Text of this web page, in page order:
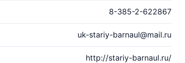
8-385-2-622867
uk-stariy-barnaul@mail.ru
http://stariy-barnaul.ru/